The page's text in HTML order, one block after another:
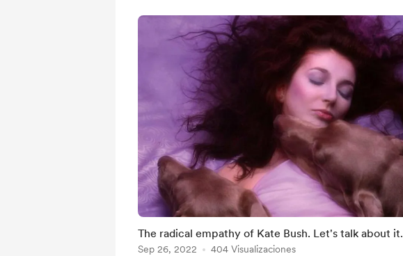
The radical empathy of Kate Bush. Let's talk about it.
Sep 26, 2022 404 Visualizaciones